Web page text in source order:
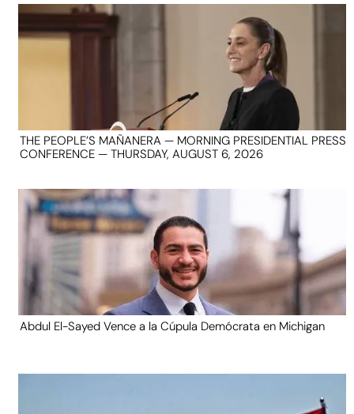
THE PEOPLE’S MAÑANERA — MORNING PRESIDENTIAL PRESS
CONFERENCE — THURSDAY, AUGUST 6, 2026
Abdul El-Sayed Vence a la Cúpula Demócrata en Michigan